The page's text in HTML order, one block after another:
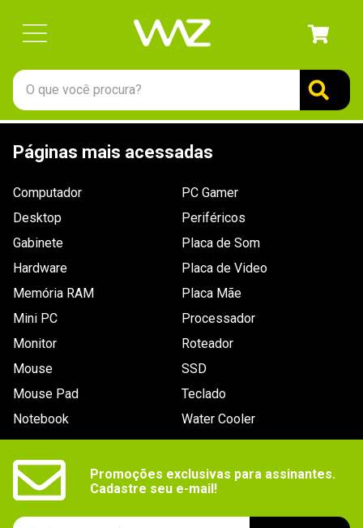
O que você procura?
Páginas mais acessadas
Computador
Desktop
Gabinete
Hardware
Memória RAM
Mini PC
Monitor
Mouse
Mouse Pad
Notebook
PC Gamer
Periféricos
Placa de Som
Placa de Video
Placa Mãe
Processador
Roteador
SSD
Teclado
Water Cooler
Promoções exclusivas para assinantes.
Cadastre seu e-mail!
1º
gabinete
teclado
ssd
openbox
jonsbo
mouse
controle